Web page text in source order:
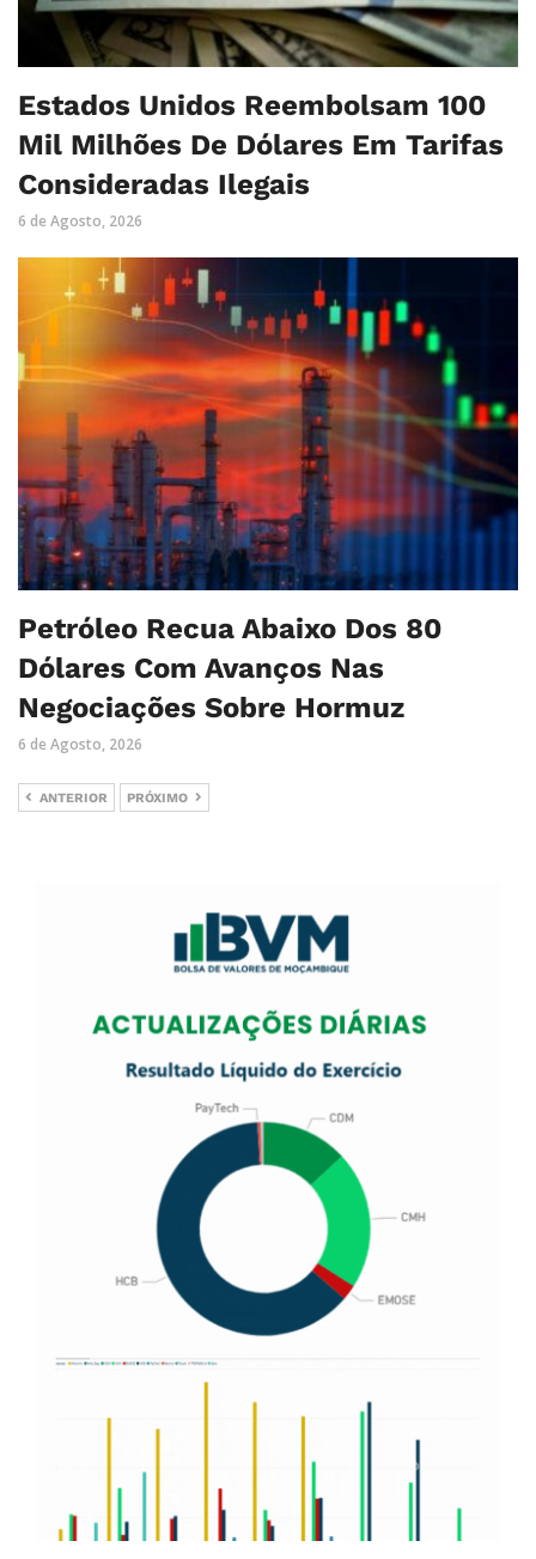
Estados Unidos Reembolsam 100
Mil Milhões De Dólares Em Tarifas
Consideradas Ilegais
6 de Agosto, 2026
Petróleo Recua Abaixo Dos 80
Dólares Com Avanços Nas
Negociações Sobre Hormuz
6 de Agosto, 2026
ANTERIOR PRÓXIMO